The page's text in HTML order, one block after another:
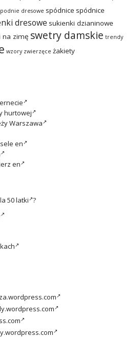
dresowe spódnice spódnice
dresowe sukienki dzianinowe
na zimę swetry damskie trendy
wzory zwierzęce żakiety
hurtowej
Warszawa
en
en
50 latki ?